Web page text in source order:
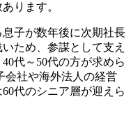
ります。
息子が数年後に次期社長
ため、参謀として支え
代～50代の方が求めら
会社や海外法人の経営
代のシニア層が迎えら